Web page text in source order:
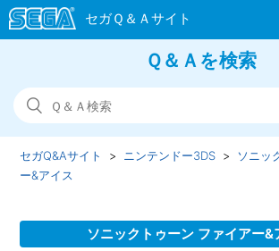
Ｑ＆Ａを検索
セガQ&Aサイト ニンテンドー3DS
ソニッ
ー&アイス
ソニックトゥーン ファイアー&